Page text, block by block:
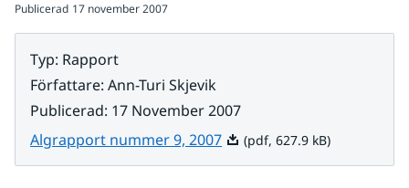
Publicerad 17 november 2007
Typ: Rapport
Författare: Ann-Turi Skjevik
Publicerad: 17 November 2007
Algrapport nummer 9, 2007Pdf, 627.9 kB.
(pdf, 627.9 kB)